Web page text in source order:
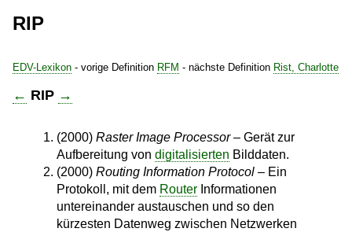
RIP
EDV-Lexikon - vorige Definition RFM - nächste Definition Rist, Charlotte
← RIP →
(2000) Raster Image Processor– Gerät zur
Aufbereitung von digitalisierten Bilddaten.
(2000) Routing Information Protocol – Ein
Protokoll, mit dem Router Informationen
untereinander austauschen und so den
kürzesten Datenweg zwischen Netzwerken